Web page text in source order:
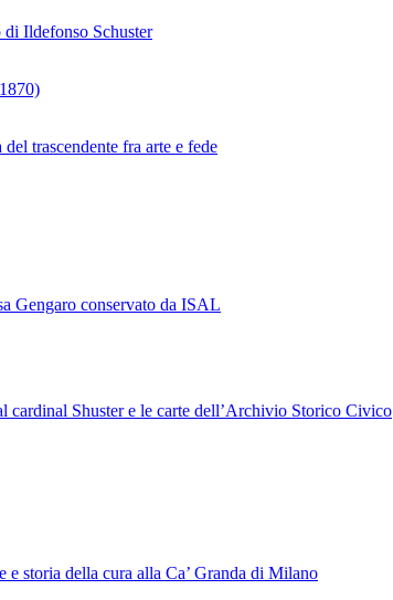
Ildefonso Schuster
trascendente fra arte e fede
Gengaro conservato da ISAL
cardinal Shuster e le carte dell’Archivio Storico Civico
storia della cura alla Ca’ Granda di Milano